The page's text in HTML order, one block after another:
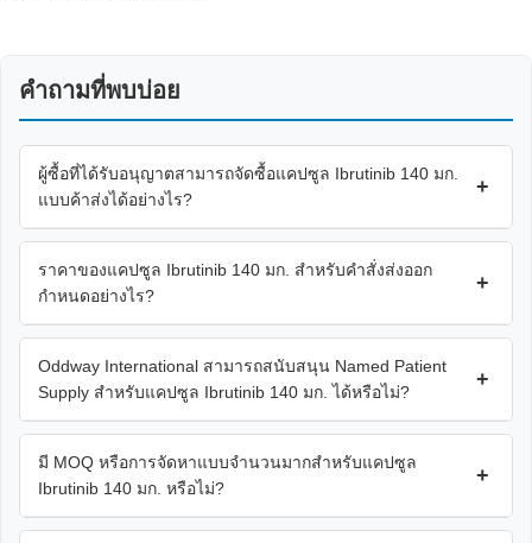
คำถามที่พบบ่อย
ผู้ซื้อที่ได้รับอนุญาตสามารถจัดซื้อแคปซูล Ibrutinib 140 มก.
แบบค้าส่งได้อย่างไร?
+
ราคาของแคปซูล Ibrutinib 140 มก. สำหรับคำสั่งส่งออก
กำหนดอย่างไร?
+
Oddway International สามารถสนับสนุน Named Patient
Supply สำหรับแคปซูล Ibrutinib 140 มก. ได้หรือไม่?
+
มี MOQ หรือการจัดหาแบบจำนวนมากสำหรับแคปซูล
Ibrutinib 140 มก. หรือไม่?
+